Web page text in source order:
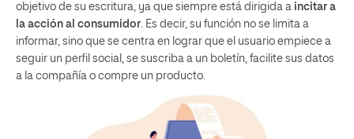
objetivo de su escritura, ya que siempre está dirigida a incitar a
la acción al consumidor . Es decir, su función no se limita a
informar, sino que se centra en lograr que el usuario empiece a
seguir un perfil social, se suscriba a un boletín, facilite sus datos
a la compañía o compre un producto.